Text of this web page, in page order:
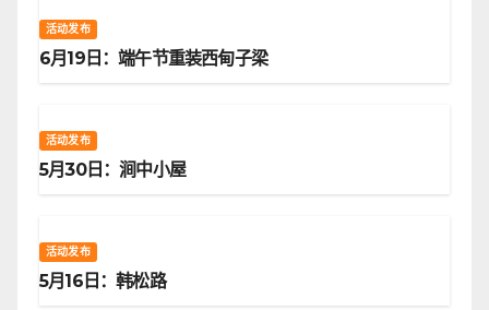
活动发布
6月19日：端午节重装西甸子梁
活动发布
5月30日：涧中小屋
活动发布
5月16日：韩松路